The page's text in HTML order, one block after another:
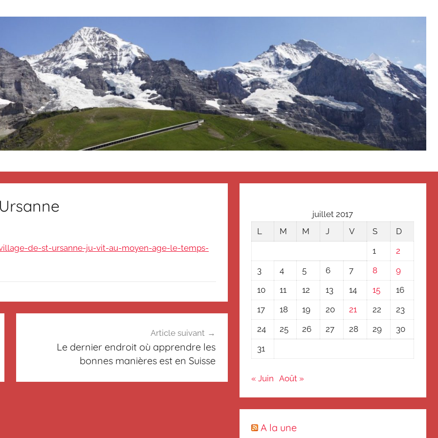
de-st-ursanne-ju-vit-au-moyen-age-le-temps-
Article suivant
Le dernier endroit où apprendre les
bonnes manières est en Suisse
juillet 2017
L
M M J V S
D
1
2
3
4 5 6 7 8
9
10
11 12 13 14 15
16
17
18 19 20 21 22
23
24
25 26 27 28 29
30
31
« Juin Août »
A la une